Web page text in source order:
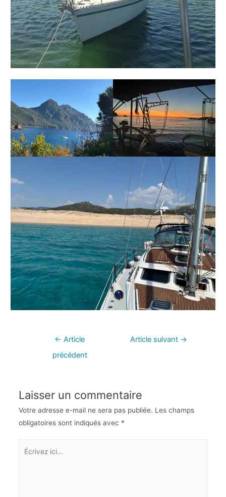
← Article
précédent
Article suivant →
Laisser un commentaire
Votre adresse e-mail ne sera pas publiée. Les champs
obligatoires sont indiqués avec *